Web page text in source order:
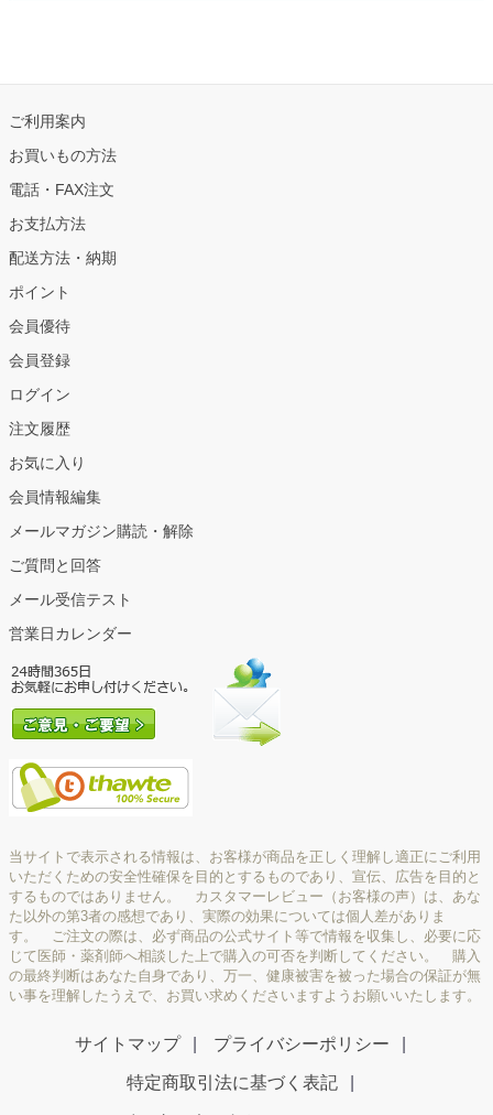
ご利用案内
お買いもの方法
電話・FAX注文
お支払方法
配送方法・納期
ポイント
会員優待
会員登録
ログイン
注文履歴
お気に入り
会員情報編集
メールマガジン購読・解除
ご質問と回答
メール受信テスト
営業日カレンダー
当サイトで表示される情報は、お客様が商品を正しく理解し適正にご利用
いただくための安全性確保を目的とするものであり、宣伝、広告を目的と
するものではありません。 カスタマーレビュー（お客様の声）は、あな
た以外の第3者の感想であり、実際の効果については個人差がありま
す。 ご注文の際は、必ず商品の公式サイト等で情報を収集し、必要に応
じて医師・薬剤師へ相談した上で購入の可否を判断してください。 購入
の最終判断はあなた自身であり、万一、健康被害を被った場合の保証が無
い事を理解したうえで、お買い求めくださいますようお願いいたします。
サイトマップ プライバシーポリシー
特定商取引法に基づく表記